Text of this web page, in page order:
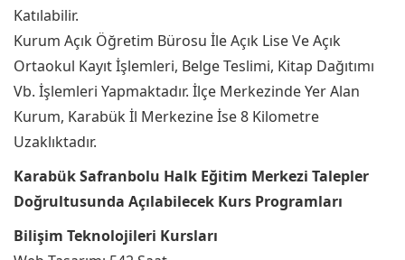
Katılabilir.
Kurum Açık Öğretim Bürosu İle Açık Lise Ve Açık
Ortaokul Kayıt İşlemleri, Belge Teslimi, Kitap Dağıtımı
Vb. İşlemleri Yapmaktadır. İlçe Merkezinde Yer Alan
Kurum, Karabük İl Merkezine İse 8 Kilometre
Uzaklıktadır.
Karabük Safranbolu Halk Eğitim Merkezi Talepler
Doğrultusunda Açılabilecek Kurs Programları
Bilişim Teknolojileri Kursları